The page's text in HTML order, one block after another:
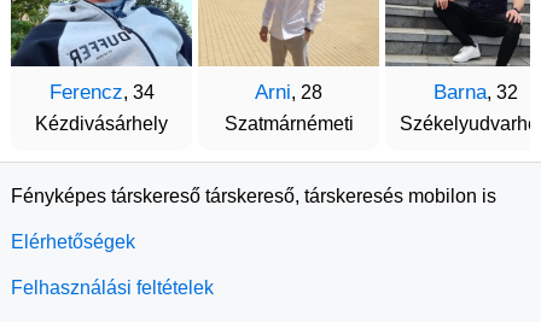
Ferencz, 34
Kézdivásárhely
Arni, 28
Szatmárnémeti
Barna, 32
Fényképes társkereső társkereső, társkeresés mobilon is
Elérhetőségek
Felhasználási feltételek